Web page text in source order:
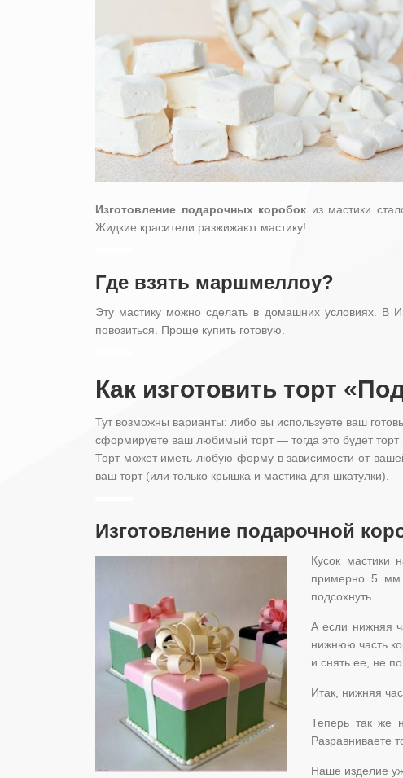
Изготовление подарочных коробок из мастики
Жидкие красители разжижают мастику!
Где взять маршмеллоу?
Эту мастику можно сделать в домашних условиях. В
повозиться. Проще купить готовую.
Как изготовить торт
Тут возможны варианты: либо вы используете ваш
сформируете ваш любимый торт — тогда это будет торт
Торт может иметь любую форму в зависимости от
ваш торт (или только крышка и мастика для шкатулки).
Изготовление подарочной
Кусок мастики
примерно 5 мм.
подсохнуть.
А если нижняя
нижнюю часть
и снять ее, не
Итак, нижняя
Теперь так же
Разравниваете
Наше изделие